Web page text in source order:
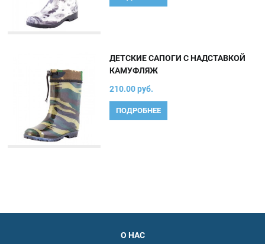
ДЕТСКИЕ САПОГИ С НАДСТАВКОЙ
КАМУФЛЯЖ
210.00 руб.
ПОДРОБНЕЕ
О НАС